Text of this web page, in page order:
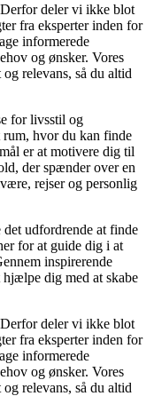
deler vi ikke blot
fra eksperter inden for
informerede
og ønsker. Vores
relevans, så du altid
for livsstil og
hvor du kan finde
er at motivere dig til
der spænder over en
rejser og personlig
udfordrende at finde
for at guide dig i at
inspirerende
dig med at skabe
deler vi ikke blot
fra eksperter inden for
informerede
og ønsker. Vores
relevans, så du altid